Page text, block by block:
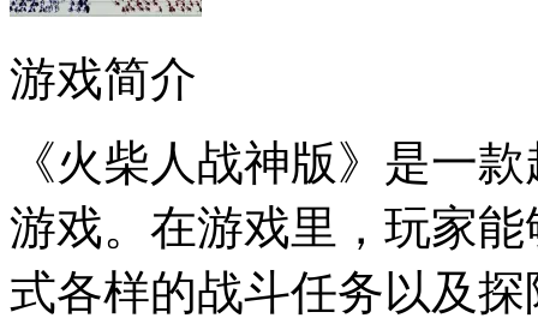
游戏简介
《火柴人战神版》是一
游戏。在游戏里，玩家
式各样的战斗任务以及